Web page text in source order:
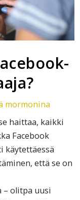
mormonina
haittaa, kaikki
Facebook
käytettäessä
että se on
– olitpa uusi